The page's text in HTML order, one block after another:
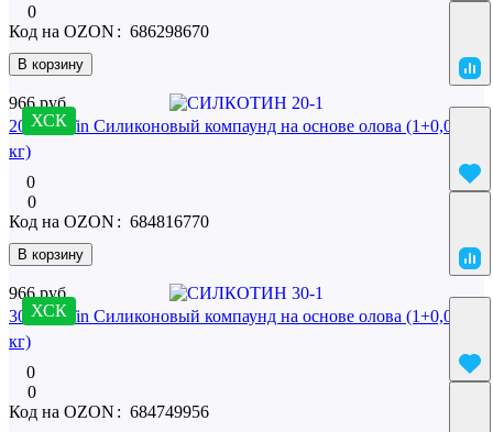
0
В корзину
Код на OZON : 686298670
ХСК
966 руб.
20 SilcoTin Силиконовый компаунд на основе олова (1+0,02
кг)
0
0
В корзину
Код на OZON : 684816770
ХСК
966 руб.
30 SilcoTin Силиконовый компаунд на основе олова (1+0,02
кг)
0
0
Код на OZON : 684749956